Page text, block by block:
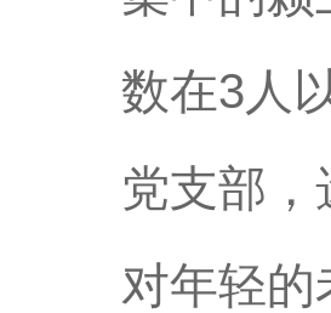
数在3人
党支部
对年轻